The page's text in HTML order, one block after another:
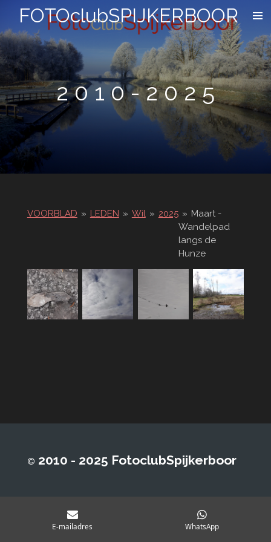
direct
naar
hoofdinhoud
FOTOclubSPIJKERBOOR
2 0 1 0 - 2 0 2 5
VOORBLAD » LEDEN » Wil » 2025 » Maart -
Wandelpad
langs de
Hunze
© 2010 - 2025 FotoclubSpijkerboor
E-mailadres WhatsApp